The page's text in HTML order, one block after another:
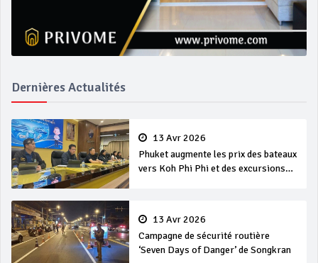
Dernières Actualités
13 Avr 2026
Phuket augmente les prix des bateaux
vers Koh Phi Phi et des excursions
13 Avr 2026
Campagne de sécurité routière
‘Seven Days of Danger’ de Songkran